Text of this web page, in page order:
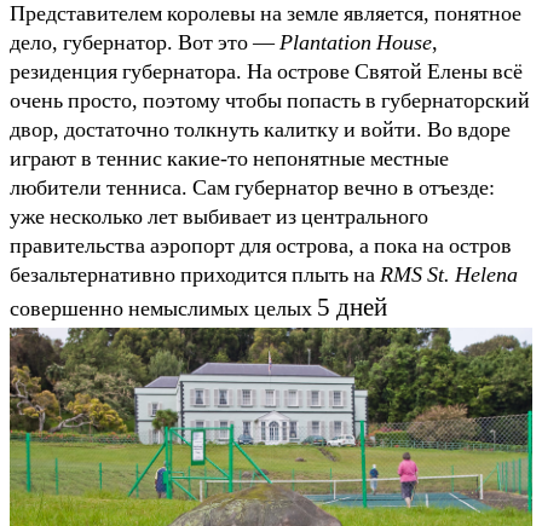
Представителем королевы на земле является, понятное
дело, губернатор. Вот это —Plantation House,
резиденция губернатора. На острове Святой Елены всё
очень просто, поэтому чтобы попасть в губернаторский
двор, достаточно толкнуть калитку и войти. Во вдоре
играют в теннис какие-то непонятные местные
любители тенниса. Сам губернатор вечно в отъезде:
уже несколько лет выбивает из центрального
правительства аэропорт для острова, а пока на остров
безальтернативно приходится плыть наRMS St. Helena
совершенно немыслимых целых 5 дней